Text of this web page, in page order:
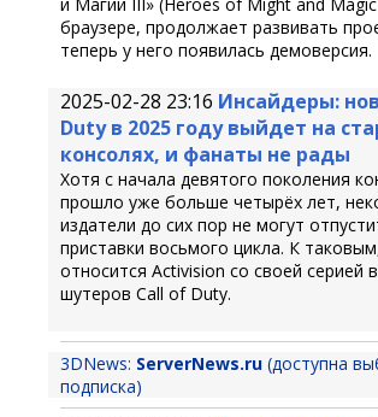
браузере, продолжает развивать
теперь у него появилась демоверсия.
2025-02-28 23:16 Инсайдеры:
Duty в 2025 году выйдет на
консолях, и фанаты не рады
Хотя с начала девятого поколения
прошло уже больше четырёх лет,
издатели до сих пор не могут
приставки восьмого цикла. К
относится Activision со своей серией
шутеров Call of Duty.
3DNews: ServerNews.ru (доступна
подписка)